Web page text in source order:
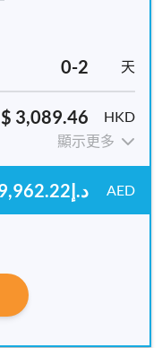
0-2 天
$ 3,089.46
HKD
顯示更多
د.إ419,962.22 AED